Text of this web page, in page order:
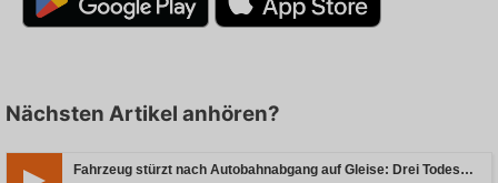
Nächsten Artikel anhören?
Fahrzeug stürzt nach Autobahnabgang auf Gleise: Drei Todesopfer in Bayern